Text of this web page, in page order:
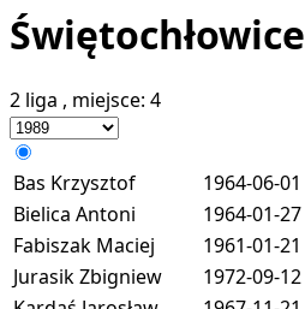
Świętochłowice
2 liga , miejsce: 4
Bas Krzysztof 1964-06-01
Bielica Antoni
1964-01-27
Fabiszak Maciej
1961-01-21
Jurasik Zbigniew
1972-09-12